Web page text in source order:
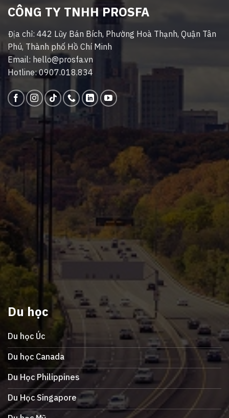
CÔNG TY TNHH PROSFA
Địa chỉ: 442 Lũy Bán Bích, Phường Hoà Thạnh, Quận Tân
Phú, Thành phố Hồ Chí Minh
Email: hello@prosfa.vn
Hotline: 0907.018.834
Du học
Du học Úc
Du học Canada
Du Học Philippines
Du Học Singapore